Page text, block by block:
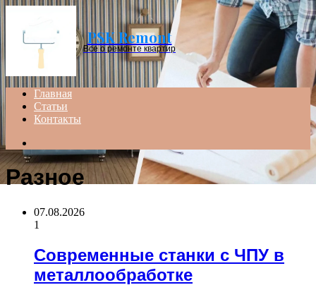
Menu
PSK Remont
Все о ремонте квартир
Главная
Статьи
Контакты
for
Разное
07.08.2026
1
Современные станки с ЧПУ в
металлообработке